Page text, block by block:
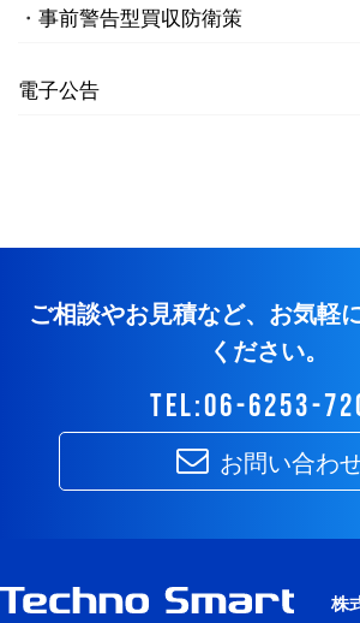
事前警告型買収防衛策
電子公告
ご相談やお見積など、お気軽
ください。
tel:06-6253-
お問い合わ